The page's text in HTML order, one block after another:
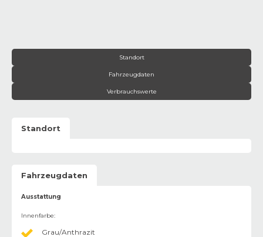
Standort
Fahrzeugdaten
Verbrauchswerte
Standort
Fahrzeugdaten
Ausstattung
Innenfarbe:
Grau/Anthrazit